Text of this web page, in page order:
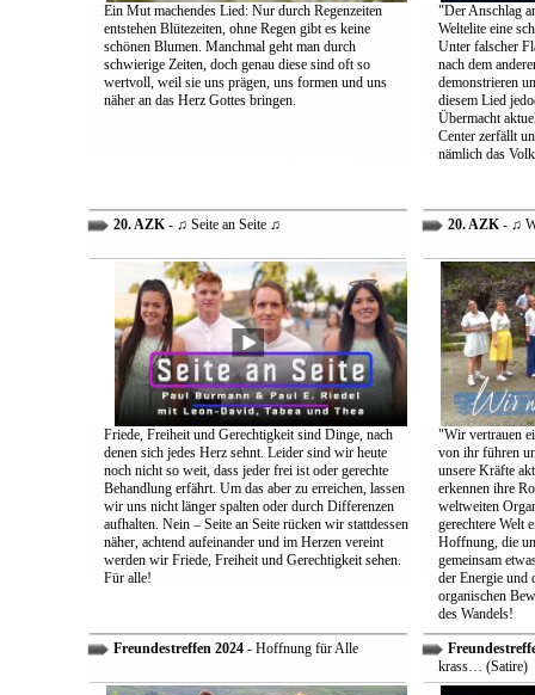
Ein Mut machendes Lied: Nur durch Regenzeiten
entstehen Blütezeiten, ohne Regen gibt es keine
schönen Blumen. Manchmal geht man durch
schwierige Zeiten, doch genau diese sind oft so
wertvoll, weil sie uns prägen, uns formen und uns
näher an das Herz Gottes bringen.
"Der Anschlag
Weltelite eine
Unter falscher
nach dem
demonstrieren
diesem Lied
Übermacht
Center zerfällt
nämlich das
20. AZK- ♫ Seite an Seite ♫
Friede, Freiheit und Gerechtigkeit sind Dinge, nach
denen sich jedes Herz sehnt. Leider sind wir heute
noch nicht so weit, dass jeder frei ist oder gerechte
Behandlung erfährt. Um das aber zu erreichen, lassen
wir uns nicht länger spalten oder durch Differenzen
aufhalten. Nein – Seite an Seite rücken wir stattdessen
näher, achtend aufeinander und im Herzen vereint
werden wir Friede, Freiheit und Gerechtigkeit sehen.
Für alle!
20. AZK- ♫
"Wir vertrauen
von ihr führen
unsere Kräfte
erkennen ihre
weltweiten
gerechtere Welt
Hoffnung, die
gemeinsam
der Energie und
organischen
des Wandels!
Freundestreffen 2024- Hoffnung für Alle
krass… (Satire)